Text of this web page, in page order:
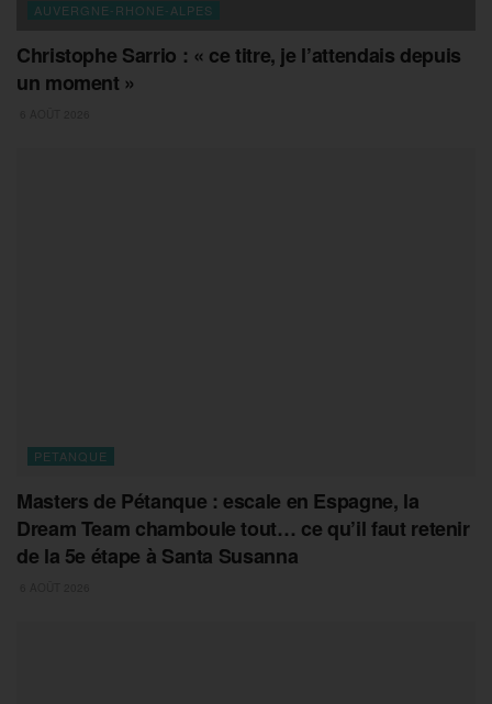
AUVERGNE-RHONE-ALPES
Christophe Sarrio : « ce titre, je l’attendais depuis
un moment »
PETANQUE
Masters de Pétanque : escale en Espagne, la
Dream Team chamboule tout… ce qu’il faut retenir
de la 5e étape à Santa Susanna